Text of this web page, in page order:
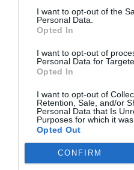
I want to opt-out of the
Personal Data.
Opted In
I want to opt-out of
Personal Data for
Opted In
I want to opt-out of
Retention, Sale, and/or
Personal Data that Is
Purposes for which it was
Opted Out
CONFIRM